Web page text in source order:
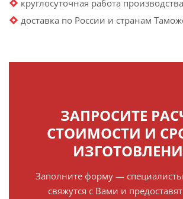
круглосуточная работа
доставка по России и странам
ЗАПРОСИТЕ
СТОИМОСТИ И
Заполните форму —
свяжутся с Вами и